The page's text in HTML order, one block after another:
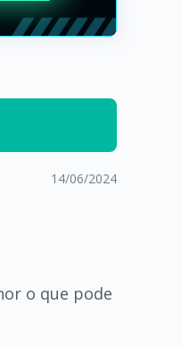
14/06/2024
o que pode